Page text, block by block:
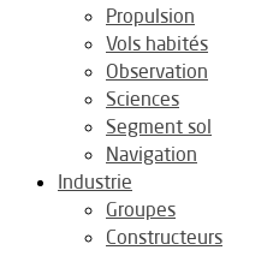
Propulsion
Vols habités
Observation
Sciences
Segment sol
Navigation
Industrie
Groupes
Constructeurs